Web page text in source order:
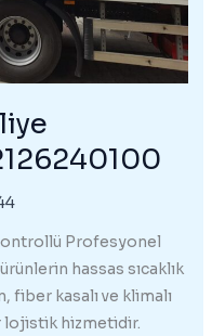
Profesyonel
hassas sıcaklık
fiber kasalı ve klimalı
lojistik hizmetidir.